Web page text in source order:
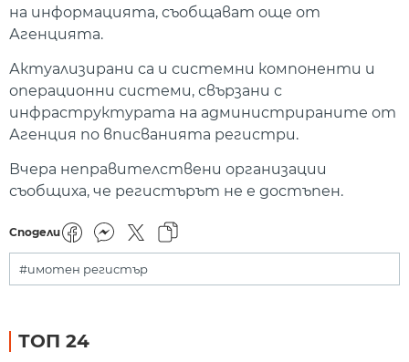
на информацията, съобщават още от
Агенцията.
Актуализирани са и системни компоненти и
операционни системи, свързани с
инфраструктурата на администрираните от
Агенция по вписванията регистри.
Вчера неправителствени организации
съобщиха, че регистърът не е достъпен.
Сподели
#имотен регистър
ТОП 24